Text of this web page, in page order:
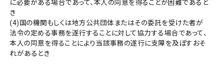
に必要がある場合であって、本人の同意を得ることが困難であると
き
(4)国の機関もしくは地方公共団体またはその委託を受けた者が
法令の定める事務を遂行することに対して協力する場合であって、
本人の同意を得ることにより当該事務の遂行に支障を及ぼすおそ
れがあるとき